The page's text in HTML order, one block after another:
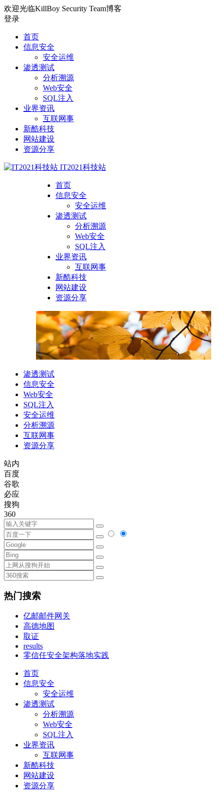
欢迎光临KillBoy Security Team博客
登录
首页
信息安全
安全运维
渗透测试
分析溯源
Web安全
SQL注入
业界资讯
互联网事
新酷科技
网站建设
资源分享
IT2021科技站
首页
信息安全
安全运维
渗透测试
分析溯源
Web安全
SQL注入
业界资讯
互联网事
新酷科技
网站建设
资源分享
渗透测试
信息安全
Web安全
SQL注入
安全运维
分析溯源
互联网事
资源分享
站内
百度
谷歌
必应
搜狗
360
热门搜索
亿邮邮件网关
高德地图
取证
results
零信任安全架构落地实践
首页
信息安全
安全运维
渗透测试
分析溯源
Web安全
SQL注入
业界资讯
互联网事
新酷科技
网站建设
资源分享